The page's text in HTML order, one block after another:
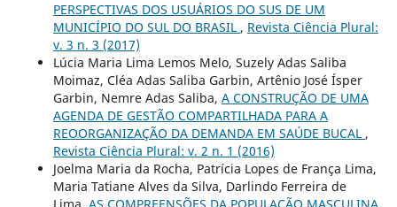
PERSPECTIVAS DOS USUÁRIOS DO SUS DE UM
MUNICÍPIO DO SUL DO BRASIL , Revista Ciência Plural:
v. 3 n. 3 (2017)
Lúcia Maria Lima Lemos Melo, Suzely Adas Saliba
Moimaz, Cléa Adas Saliba Garbin, Artênio José Ísper
Garbin, Nemre Adas Saliba, A CONSTRUÇÃO DE UMA
AGENDA DE GESTÃO COMPARTILHADA PARA A
REOORGANIZAÇÃO DA DEMANDA EM SAÚDE BUCAL ,
Revista Ciência Plural: v. 2 n. 1 (2016)
Joelma Maria da Rocha, Patrícia Lopes de França Lima,
Maria Tatiane Alves da Silva, Darlindo Ferreira de